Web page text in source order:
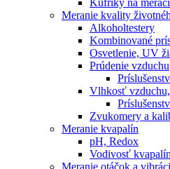
Meranie kvality
Alkoholtestery
Kombinované
Osvetlenie, UV
Prúdenie vzduchu
Vlhkosť
Zvukomery a
Meranie kvapalín
pH, Redox
Vodivosť
Meranie otáčok a